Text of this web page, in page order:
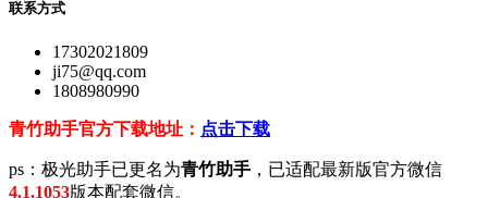
联系方式
17302021809
ji75@qq.com
1808980990
青竹助手官方下载地址： 点击下载
ps：极光助手已更名为青竹助手 ，已适配最新版官方微信
4.1.1053版本配套微信。